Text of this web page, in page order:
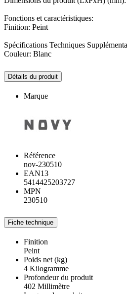
Fonctions et caractéristiques:
Finition: Peint
Spécifications Techniques
Couleur: Blanc
Détails du produit
Marque
Référence
nov-230510
EAN13
5414425203727
MPN
230510
Fiche technique
Finition
Peint
Poids net (kg)
4 Kilogramme
Profondeur du produit
402 Millimètre